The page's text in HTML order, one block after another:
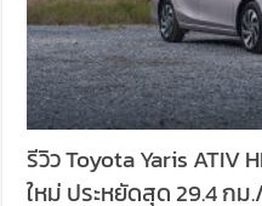
รีวิว Toyota Yaris ATIV
ใหม่ ประหยัดสุด 29.4 ก